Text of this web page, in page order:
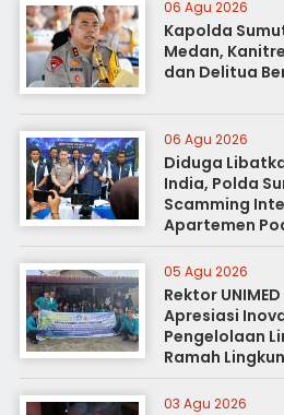
06 Agu 2026
Kapolda
Medan,
dan Delitua
06 Agu 2026
Diduga
India, Polda
Scamming
Apartemen
05 Agu 2026
Rektor
Apresiasi
Pengelolaan
Ramah
03 Agu 2026